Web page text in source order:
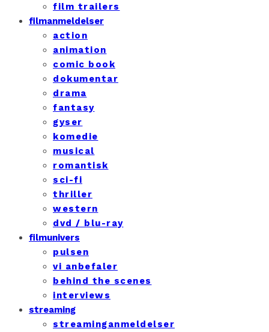
film trailers
filmanmeldelser
action
animation
comic book
dokumentar
drama
fantasy
gyser
komedie
musical
romantisk
sci-fi
thriller
western
dvd / blu-ray
filmunivers
pulsen
vi anbefaler
behind the scenes
interviews
streaming
streaminganmeldelser